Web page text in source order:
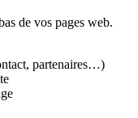
de vos pages web.
partenaires…)